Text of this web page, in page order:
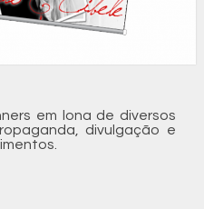
em lona de diversos
divulgação e